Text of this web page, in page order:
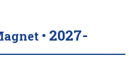
• 2027-